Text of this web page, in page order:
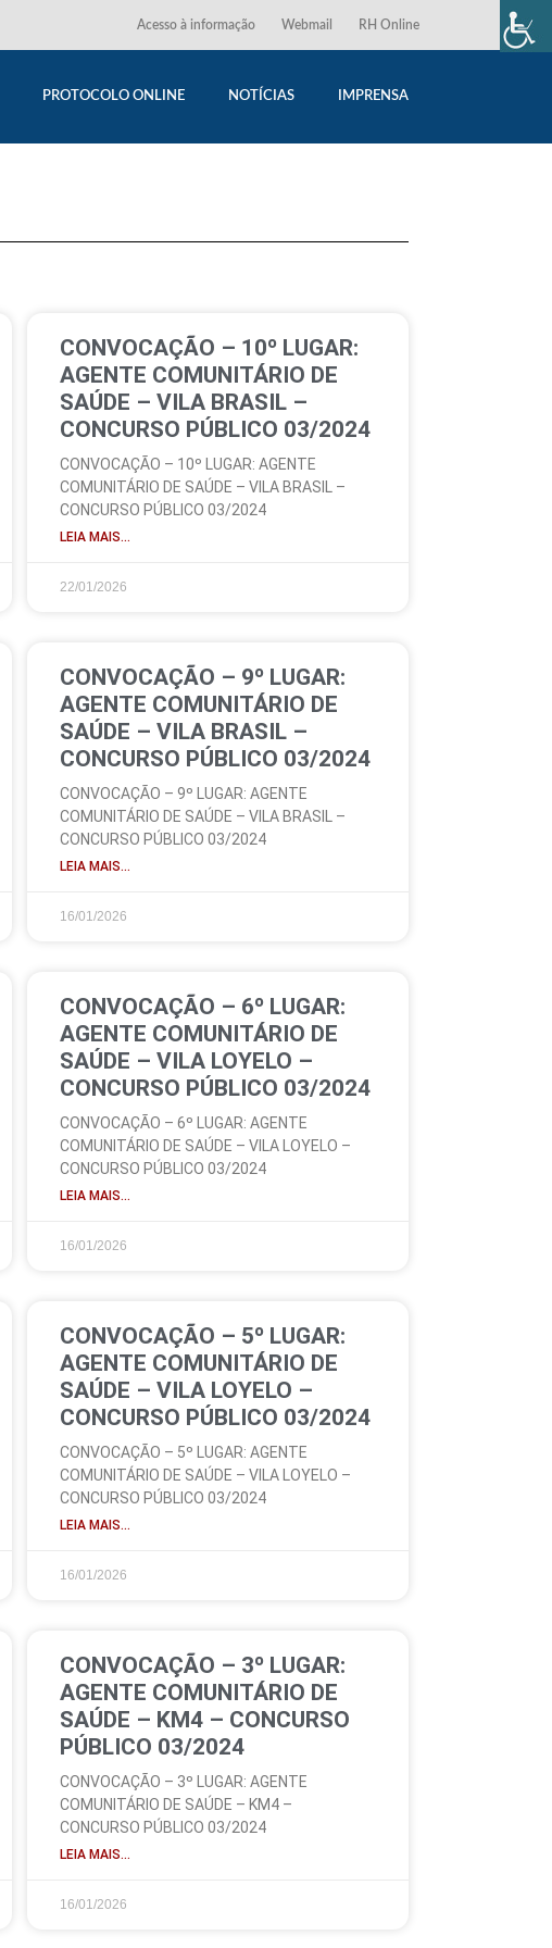
Acesso à informação Webmail RH Online
PROTOCOLO ONLINE NOTÍCIAS IMPRENSA
CONVOCAÇÃO – 10º LUGAR:
AGENTE COMUNITÁRIO DE
SAÚDE – VILA BRASIL –
CONCURSO PÚBLICO 03/2024
CONVOCAÇÃO – 10º LUGAR: AGENTE
COMUNITÁRIO DE SAÚDE – VILA BRASIL –
CONCURSO PÚBLICO 03/2024
LEIA MAIS...
22/01/2026
CONVOCAÇÃO – 9º LUGAR:
AGENTE COMUNITÁRIO DE
SAÚDE – VILA BRASIL –
CONCURSO PÚBLICO 03/2024
CONVOCAÇÃO – 9º LUGAR: AGENTE
COMUNITÁRIO DE SAÚDE – VILA BRASIL –
CONCURSO PÚBLICO 03/2024
LEIA MAIS...
16/01/2026
CONVOCAÇÃO – 6º LUGAR:
AGENTE COMUNITÁRIO DE
SAÚDE – VILA LOYELO –
CONCURSO PÚBLICO 03/2024
CONVOCAÇÃO – 6º LUGAR: AGENTE
COMUNITÁRIO DE SAÚDE – VILA LOYELO –
CONCURSO PÚBLICO 03/2024
LEIA MAIS...
16/01/2026
CONVOCAÇÃO – 5º LUGAR:
AGENTE COMUNITÁRIO DE
SAÚDE – VILA LOYELO –
CONCURSO PÚBLICO 03/2024
CONVOCAÇÃO – 5º LUGAR: AGENTE
COMUNITÁRIO DE SAÚDE – VILA LOYELO –
CONCURSO PÚBLICO 03/2024
LEIA MAIS...
16/01/2026
CONVOCAÇÃO – 3º LUGAR:
AGENTE COMUNITÁRIO DE
SAÚDE – KM4 – CONCURSO
PÚBLICO 03/2024
CONVOCAÇÃO – 3º LUGAR: AGENTE
COMUNITÁRIO DE SAÚDE – KM4 –
CONCURSO PÚBLICO 03/2024
LEIA MAIS...
16/01/2026